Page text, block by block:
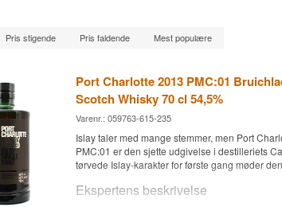
Pris stigende Pris faldende Mest populære
Port Charlotte 2013 PMC:01
Scotch Whisky 70 cl 54,5%
Varenr.: 059763-615-235
Islay taler med mange stemmer, men Port
PMC:01 er den sjette udgivelse i destilleriets
tørvede Islay-karakter for første gang møder
Ekspertens beskrivelse